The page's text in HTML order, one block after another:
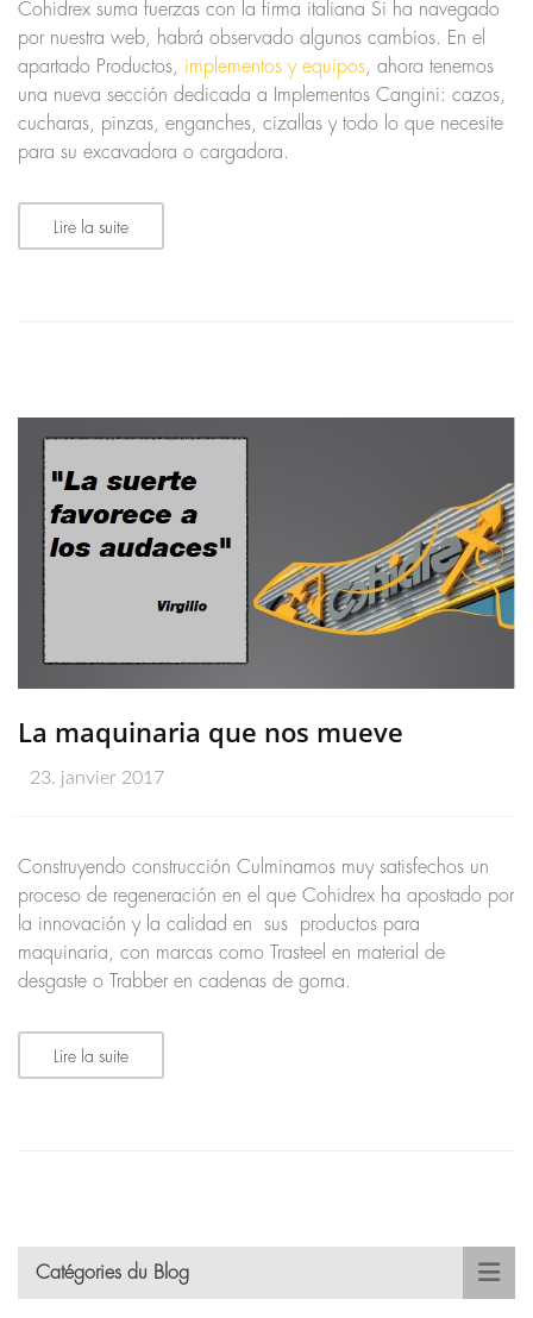
Cohidrex suma fuerzas con la firma italiana Si ha navegado
por nuestra web, habrá observado algunos cambios. En el
apartado Productos, implementos y equipos , ahora tenemos
una nueva sección dedicada a Implementos Cangini: cazos,
cucharas, pinzas, enganches, cizallas y todo lo que necesite
para su excavadora o cargadora.
Lire la suite
La maquinaria que nos mueve
23. janvier 2017
Construyendo construcción Culminamos muy satisfechos un
proceso de regeneración en el que Cohidrex ha apostado por
la innovación y la calidad en sus productos para
maquinaria, con marcas como Trasteel en material de
desgaste o Trabber en cadenas de goma.
Lire la suite
Catégories du Blog